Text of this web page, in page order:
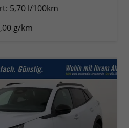
5,70 l/100km
g/km